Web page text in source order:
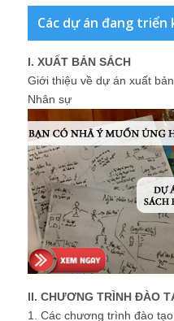
Các dự án đang triển
I. XUẤT BẢN SÁCH
Giới thiệu về dự án xuất
Nhân sự
II. CHƯƠNG TRÌNH ĐÀO
1. Các chương trình đào